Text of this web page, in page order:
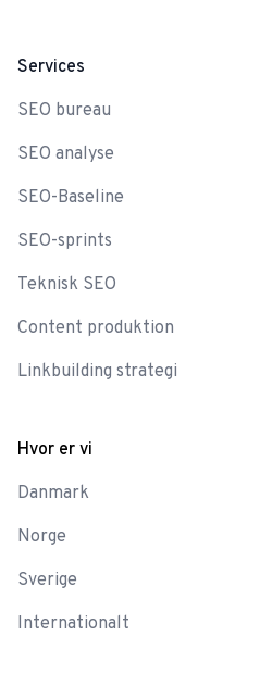
Services
SEO bureau
SEO analyse
SEO-Baseline
SEO-sprints
Teknisk SEO
Content produktion
Linkbuilding strategi
Hvor er vi
Danmark
Norge
Sverige
Internationalt